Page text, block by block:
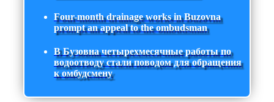
Four-month drainage works in Buzovna
prompt an appeal to the ombudsman
В Бузовна четырехмесячные работы по
водоотводу стали поводом для обращения
к омбудсмену